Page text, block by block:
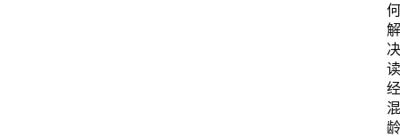
何
解
决
读
经
混
龄